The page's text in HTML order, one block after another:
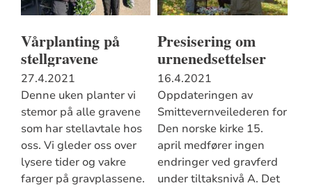
Vårplanting på
stellgravene
27.4.2021
Denne uken planter vi
stemor på alle gravene
som har stellavtale hos
oss. Vi gleder oss over
lysere tider og vakre
farger på gravplassene.
Presisering om
urnenedsettelser
16.4.2021
Oppdateringen av
Smittevernveilederen for
Den norske kirke 15.
april medfører ingen
endringer ved gravferd
under tiltaksnivå A. Det